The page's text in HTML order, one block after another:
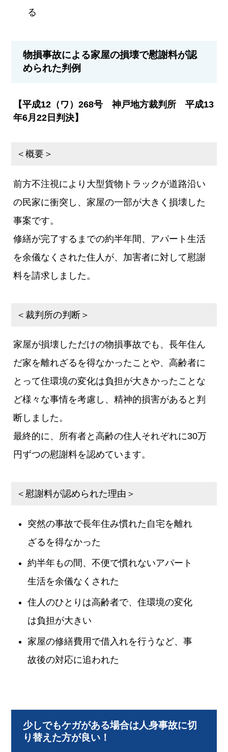
る
物損事故による家屋の損壊で慰謝料が認
められた判例
【平成12（ワ）268号 神戸地方裁判所 平成13
年6月22日判決】
＜概要＞
前方不注視により大型貨物トラックが道路沿い
の民家に衝突し、家屋の一部が大きく損壊した
事案です。
修繕が完了するまでの約半年間、アパート生活
を余儀なくされた住人が、加害者に対して慰謝
料を請求しました。
＜裁判所の判断＞
家屋が損壊しただけの物損事故でも、長年住ん
だ家を離れざるを得なかったことや、高齢者に
とって住環境の変化は負担が大きかったことな
ど様々な事情を考慮し、精神的損害があると判
断しました。
最終的に、所有者と高齢の住人それぞれに30万
円ずつの慰謝料を認めています。
＜慰謝料が認められた理由＞
突然の事故で長年住み慣れた自宅を離れ
ざるを得なかった
約半年もの間、不便で慣れないアパート
生活を余儀なくされた
住人のひとりは高齢者で、住環境の変化
は負担が大きい
家屋の修繕費用で借入れを行うなど、事
故後の対応に追われた
少しでもケガがある場合は人身事故に切
り替えた方が良い！